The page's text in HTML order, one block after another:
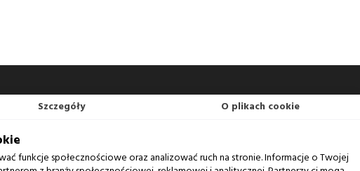
Szczegóły O plikach cookie
funkcje społecznościowe oraz analizować ruch na stronie. Informacje o Twojej